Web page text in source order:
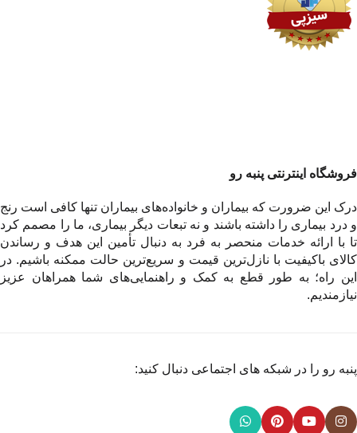
فروشگاه اینترنتی پنبه رو
درک این ضرورت که بیماران و خانواده‌های بیماران تنها کافی است رنج
و درد بیماری را داشته باشند و نه تبعات دیگر بیماری، ما را مصمم کرد
تا با ارائه خدمات منحصر به فرد به دنبال تأمین این هدف و رساندن
کالای باکیفیت با نازل‌ترین قیمت و سریع‌ترین حالت ممکنه باشیم. در
این راه؛ به طور قطع به کمک و راهنمایی‌های شما همراهان عزیز
نیازمندیم.
پنبه رو را در شبکه های اجتماعی دنبال کنید: